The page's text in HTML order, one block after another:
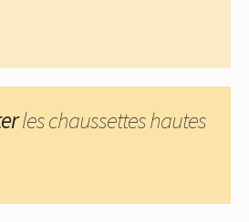
les chaussettes hautes